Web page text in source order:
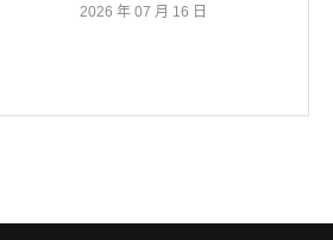
2026 年 07 月 16 日